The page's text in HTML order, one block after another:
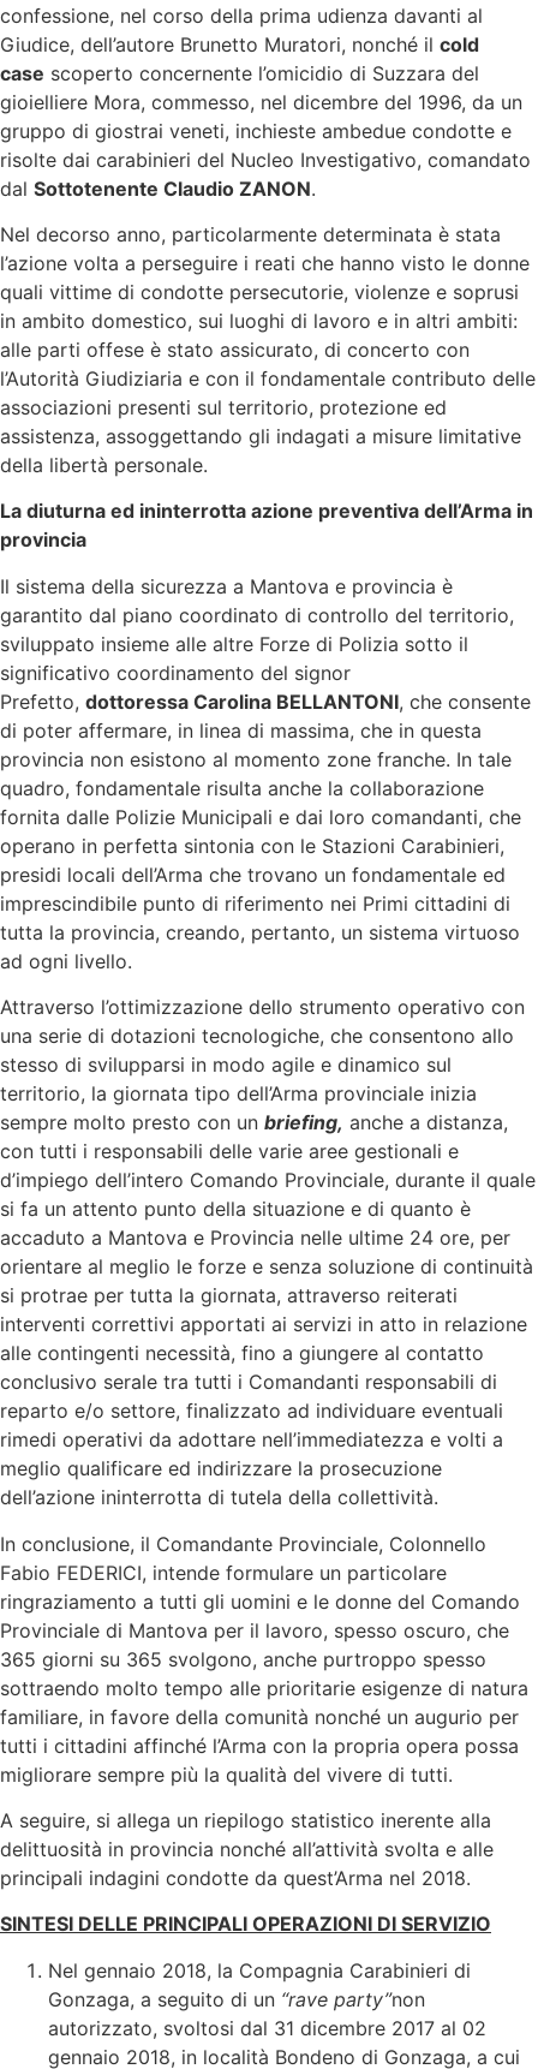
confessione, nel corso della prima udienza davanti al
Giudice, dell’autore Brunetto Muratori, nonché il cold
case scoperto concernente l’omicidio di Suzzara del
gioielliere Mora, commesso, nel dicembre del 1996, da un
gruppo di giostrai veneti, inchieste ambedue condotte e
risolte dai carabinieri del Nucleo Investigativo, comandato
dal Sottotenente Claudio ZANON.
Nel decorso anno, particolarmente determinata è stata
l’azione volta a perseguire i reati che hanno visto le donne
quali vittime di condotte persecutorie, violenze e soprusi
in ambito domestico, sui luoghi di lavoro e in altri ambiti:
alle parti offese è stato assicurato, di concerto con
l’Autorità Giudiziaria e con il fondamentale contributo delle
associazioni presenti sul territorio, protezione ed
assistenza, assoggettando gli indagati a misure limitative
della libertà personale.
La diuturna ed ininterrotta azione preventiva dell’Arma in
provincia
Il sistema della sicurezza a Mantova e provincia è
garantito dal piano coordinato di controllo del territorio,
sviluppato insieme alle altre Forze di Polizia sotto il
significativo coordinamento del signor
Prefetto, dottoressa Carolina BELLANTONI, che consente
di poter affermare, in linea di massima, che in questa
provincia non esistono al momento zone franche. In tale
quadro, fondamentale risulta anche la collaborazione
fornita dalle Polizie Municipali e dai loro comandanti, che
operano in perfetta sintonia con le Stazioni Carabinieri,
presidi locali dell’Arma che trovano un fondamentale ed
imprescindibile punto di riferimento nei Primi cittadini di
tutta la provincia, creando, pertanto, un sistema virtuoso
ad ogni livello.
Attraverso l’ottimizzazione dello strumento operativo con
una serie di dotazioni tecnologiche, che consentono allo
stesso di svilupparsi in modo agile e dinamico sul
territorio, la giornata tipo dell’Arma provinciale inizia
sempre molto presto con un briefing, anche a distanza,
con tutti i responsabili delle varie aree gestionali e
d’impiego dell’intero Comando Provinciale, durante il quale
si fa un attento punto della situazione e di quanto è
accaduto a Mantova e Provincia nelle ultime 24 ore, per
orientare al meglio le forze e senza soluzione di continuità
si protrae per tutta la giornata, attraverso reiterati
interventi correttivi apportati ai servizi in atto in relazione
alle contingenti necessità, fino a giungere al contatto
conclusivo serale tra tutti i Comandanti responsabili di
reparto e/o settore, finalizzato ad individuare eventuali
rimedi operativi da adottare nell’immediatezza e volti a
meglio qualificare ed indirizzare la prosecuzione
dell’azione ininterrotta di tutela della collettività.
In conclusione, il Comandante Provinciale, Colonnello
Fabio FEDERICI, intende formulare un particolare
ringraziamento a tutti gli uomini e le donne del Comando
Provinciale di Mantova per il lavoro, spesso oscuro, che
365 giorni su 365 svolgono, anche purtroppo spesso
sottraendo molto tempo alle prioritarie esigenze di natura
familiare, in favore della comunità nonché un augurio per
tutti i cittadini affinché l’Arma con la propria opera possa
migliorare sempre più la qualità del vivere di tutti.
A seguire, si allega un riepilogo statistico inerente alla
delittuosità in provincia nonché all’attività svolta e alle
principali indagini condotte da quest’Arma nel 2018.
SINTESI DELLE PRINCIPALI OPERAZIONI DI SERVIZIO
Nel gennaio 2018, la Compagnia Carabinieri di
Gonzaga, a seguito di un “rave party”non
autorizzato, svoltosi dal 31 dicembre 2017 al 02
gennaio 2018, in località Bondeno di Gonzaga, a cui